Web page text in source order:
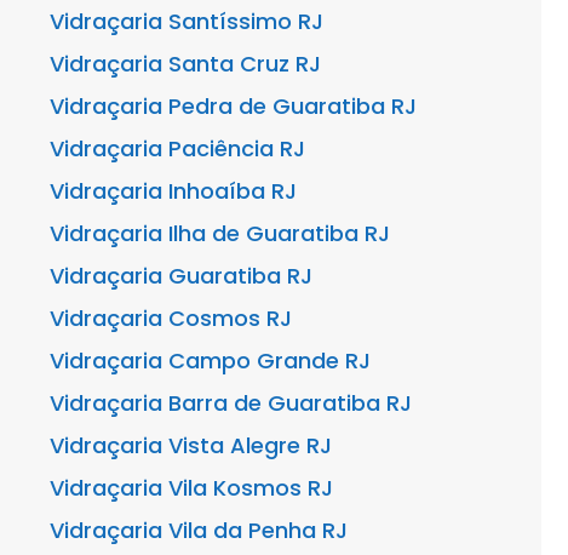
Vidraçaria Santíssimo RJ
Vidraçaria Santa Cruz RJ
Vidraçaria Pedra de Guaratiba RJ
Vidraçaria Paciência RJ
Vidraçaria Inhoaíba RJ
Vidraçaria Ilha de Guaratiba RJ
Vidraçaria Guaratiba RJ
Vidraçaria Cosmos RJ
Vidraçaria Campo Grande RJ
Vidraçaria Barra de Guaratiba RJ
Vidraçaria Vista Alegre RJ
Vidraçaria Vila Kosmos RJ
Vidraçaria Vila da Penha RJ